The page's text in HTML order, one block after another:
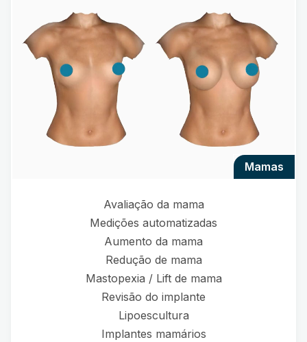
mamas
Avaliação da mama
Medições automatizadas
Aumento da mama
Redução de mama
Mastopexia / Lift de mama
Revisão do implante
Lipoescultura
Implantes mamários